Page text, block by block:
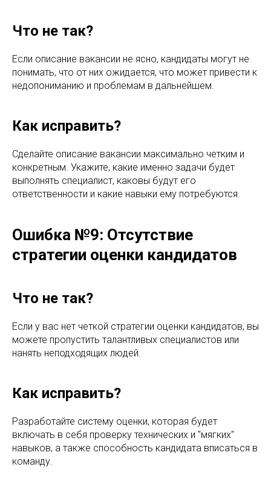
Что не так?
Если описание вакансии не ясно, кандидаты могут не
понимать, что от них ожидается, что может привести к
недопониманию и проблемам в дальнейшем.
Как исправить?
Сделайте описание вакансии максимально четким и
конкретным. Укажите, какие именно задачи будет
выполнять специалист, каковы будут его
ответственности и какие навыки ему потребуются.
Ошибка №9: Отсутствие
стратегии оценки кандидатов
Что не так?
Если у вас нет четкой стратегии оценки кандидатов, вы
можете пропустить талантливых специалистов или
нанять неподходящих людей.
Как исправить?
Разработайте систему оценки, которая будет
включать в себя проверку технических и "мягких"
навыков, а также способность кандидата вписаться в
команду.